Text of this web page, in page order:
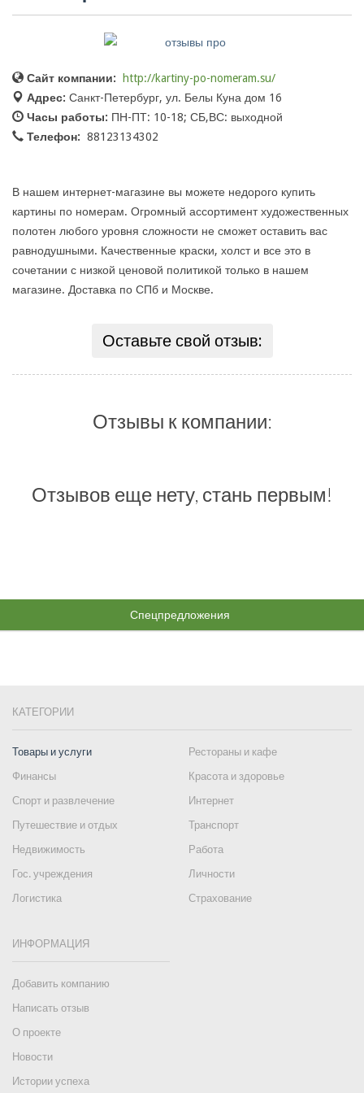
Сайт компании:
http://kartiny-po-nomeram.su/
Адрес: Санкт-Петербург, ул. Белы Куна дом 16
Часы работы: ПН-ПТ: 10-18; СБ,ВС: выходной
Телефон: 88123134302
В нашем интернет-магазине вы можете недорого купить
картины по номерам. Огромный ассортимент художественных
полотен любого уровня сложности не сможет оставить вас
равнодушными. Качественные краски, холст и все это в
сочетании с низкой ценовой политикой только в нашем
магазине. Доставка по СПб и Москве.
Оставьте свой отзыв:
Отзывы к компании:
Отзывов еще нету, стань первым!
Спецпредложения
КАТЕГОРИИ
Товары и услуги
Рестораны и кафе
Финансы
Красота и здоровье
Спорт и развлечение
Интернет
Путешествие и отдых
Транспорт
Недвижимость
Работа
Гос. учреждения
Личности
Логистика
Страхование
ИНФОРМАЦИЯ
Добавить компанию
Написать отзыв
О проекте
Новости
Истории успеха